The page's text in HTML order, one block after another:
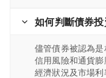
如何判斷債券投
儘管債券被認為是
信用風險和通貨膨
經濟狀況及市場利